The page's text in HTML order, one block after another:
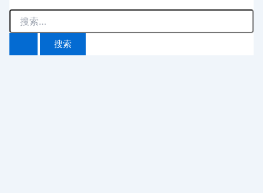
搜
索：